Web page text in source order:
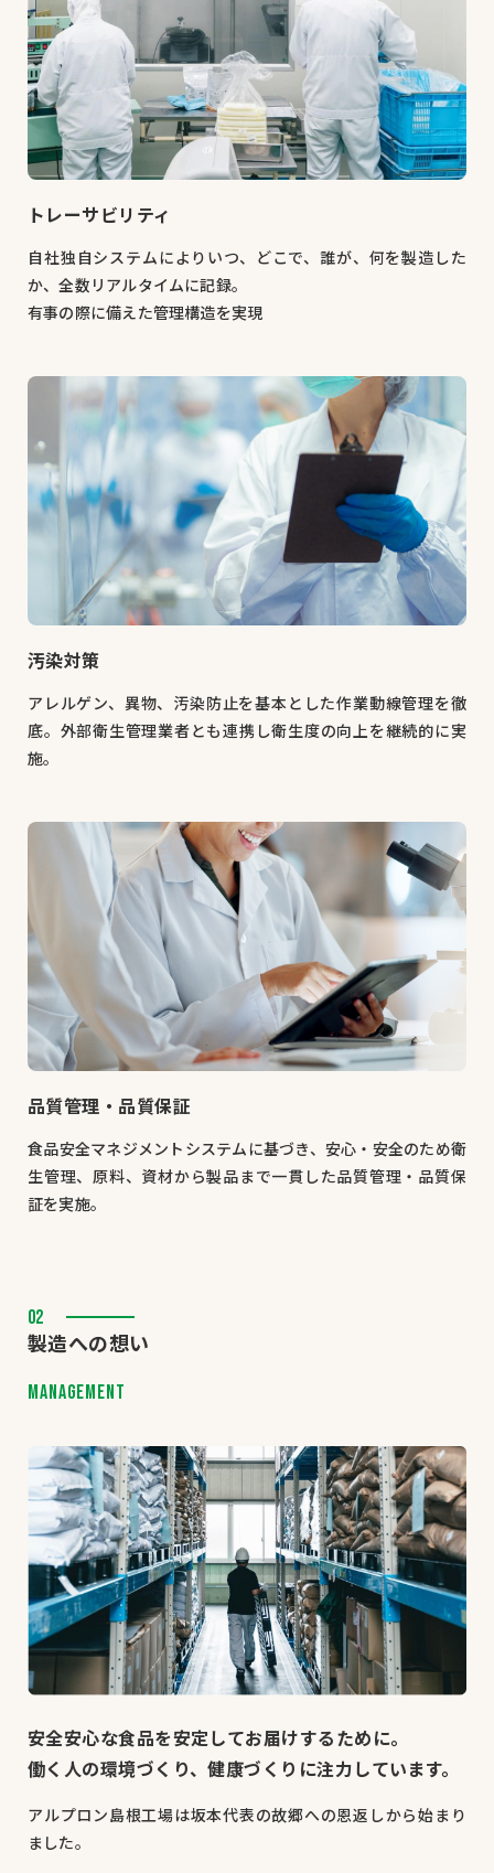
法人のお客様
お問い合わせ
トレーサビリティ
自社独自システムによりいつ、どこで、誰が、何を製造した
か、全数リアルタイムに記録。
有事の際に備えた管理構造を実現
汚染対策
アレルゲン、異物、汚染防止を基本とした作業動線管理を徹
底。外部衛生管理業者とも連携し衛生度の向上を継続的に実
施。
品質管理・品質保証
食品安全マネジメントシステムに基づき、安心・安全のため衛
生管理、原料、資材から製品まで一貫した品質管理・品質保
証を実施。
02
製造への想い
MANAGEMENT
安全安心な食品を安定してお届けするために。
働く人の環境づくり、健康づくりに注力しています。
アルプロン島根工場は坂本代表の故郷への恩返しから始まり
ました。